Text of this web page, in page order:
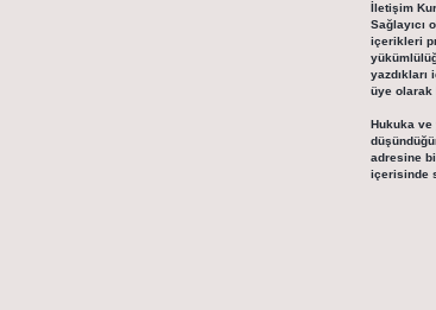
İletişim
Sağlayıcı
içerikleri
üye olarak
Hukuka ve
adresine
içerisinde